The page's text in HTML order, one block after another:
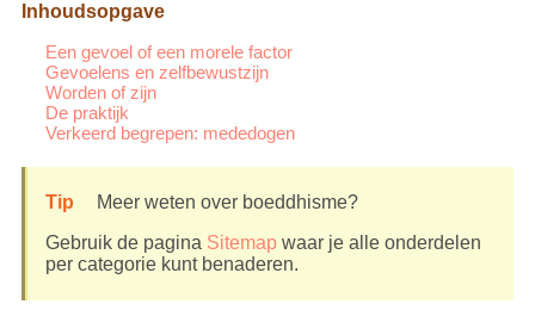
Inhoudsopgave
Een gevoel of een morele factor
Gevoelens en zelfbewustzijn
Worden of zijn
De praktijk
Verkeerd begrepen: mededogen
Tip
Meer weten over boeddhisme?
Gebruik de pagina Sitemapwaar je alle onderdelen
per categorie kunt benaderen.